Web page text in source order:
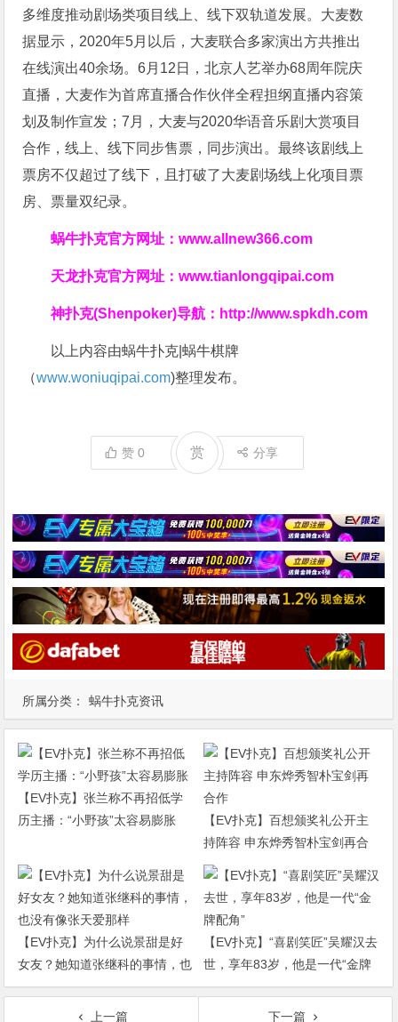
所属分类： 蜗牛扑克资讯
多维度推动剧场类项目线上、线下双轨道发展。大麦数
据显示，2020年5月以后，大麦联合多家演出方共推出
在线演出40余场。6月12日，北京人艺举办68周年院庆
直播，大麦作为首席直播合作伙伴全程担纲直播内容策
划及制作宣发；7月，大麦与2020华语音乐剧大赏项目
合作，线上、线下同步售票，同步演出。最终该剧线上
票房不仅超过了线下，且打破了大麦剧场线上化项目票
房、票量双纪录。
蜗牛扑克官方网址：www.allnew366.com
天龙扑克官方网址：www.tianlongqipai.com
神扑克(Shenpoker)导航： http://www.spkdh.com
以上内容由蜗牛扑克|蜗牛棋牌
（www.woniuqipai.com)整理发布。
赞0 赏 分享
【EV扑克】张兰称不再招低学
历主播：“小野孩”太容易膨胀
【EV扑克】百想颁奖礼公开主
持阵容 申东烨秀智朴宝剑再合
作
【EV扑克】为什么说景甜是好
女友？她知道张继科的事情，也
没有像张天爱那样
【EV扑克】“喜剧笑匠”吴耀汉去
世，享年83岁，他是一代“金牌
配角”
上一篇 下一篇